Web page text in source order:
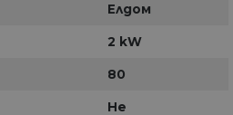
Елдом
2 kW
80
Не